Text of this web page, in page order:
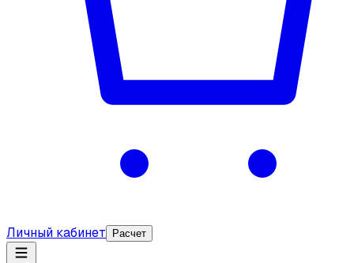
Личный кабинет Расчет